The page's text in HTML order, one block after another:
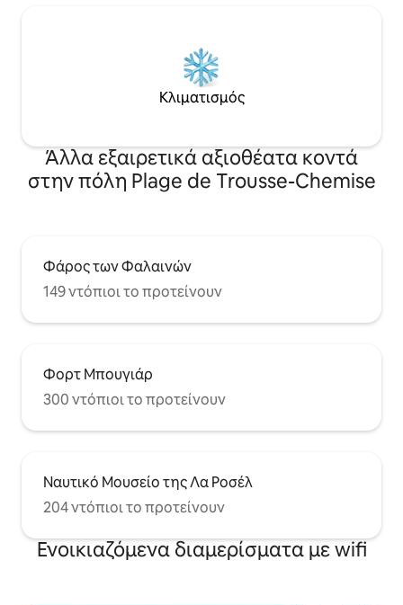
Κλιματισμός
Άλλα εξαιρετικά αξιοθέατα κοντά
στην πόλη Plage de Trousse-Chemise
Φάρος των Φαλαινών
149 ντόπιοι το προτείνουν
Φορτ Μπουγιάρ
300 ντόπιοι το προτείνουν
Ναυτικό Μουσείο της Λα Ροσέλ
204 ντόπιοι το προτείνουν
Ενοικιαζόμενα διαμερίσματα με wifi